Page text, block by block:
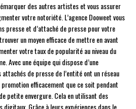
des autres artistes et vous assurer
votre notoriété. L’agence Dooweet vous
presse et d’attaché de presse pour votre
un moyen efficace de mettre en avant
votre taux de popularité au niveau du
Avec une équipe qui dispose d’une
de presse de l’entité ont un réseau
efficacement que ce soit pendant
petite envergure. Cela en utilisant des
digitaux. Grâce à leurs expériences dans le